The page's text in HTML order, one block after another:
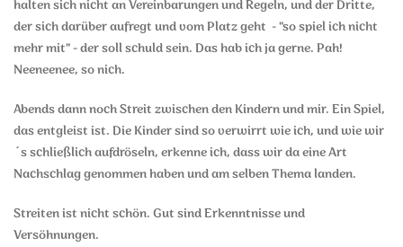
halten sich nicht an Vereinbarungen und Regeln, und der Dritte,
der sich darüber aufregt und vom Platz geht - "so spiel ich nicht
mehr mit" - der soll schuld sein. Das hab ich ja gerne. Pah!
Neeneenee, so nich.
Abends dann noch Streit zwischen den Kindern und mir. Ein Spiel,
das entgleist ist. Die Kinder sind so verwirrt wie ich, und wie wir
´s schließlich aufdröseln, erkenne ich, dass wir da eine Art
Nachschlag genommen haben und am selben Thema landen.
Streiten ist nicht schön. Gut sind Erkenntnisse und
Versöhnungen.